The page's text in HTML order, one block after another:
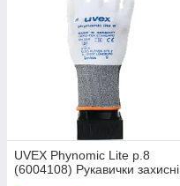
UVEX Phynomic Lite р.8
(6004108) Рукавички захисні